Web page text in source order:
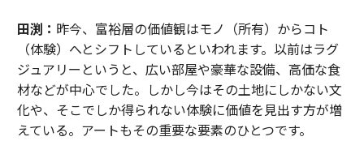
田渕： 昨今、富裕層の価値観はモノ（所有）からコト
（体験）へとシフトしているといわれます。以前はラグ
ジュアリーというと、広い部屋や豪華な設備、高価な食
材などが中心でした。しかし今はその土地にしかない文
化や、そこでしか得られない体験に価値を見出す方が増
えている。アートもその重要な要素のひとつです。